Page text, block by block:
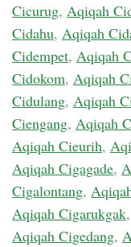
Cicurug, Aqiqah
Cidahu, Aqiqah
Cidempet, Aqiqah
Cidokom, Aqiqah
Cidulang, Aqiqah
Ciengang, Aqiqah
Aqiqah Cieurih,
Aqiqah Cigagade,
Cigalontang,
Aqiqah Cigarukgak,
Aqiqah Cigedang,